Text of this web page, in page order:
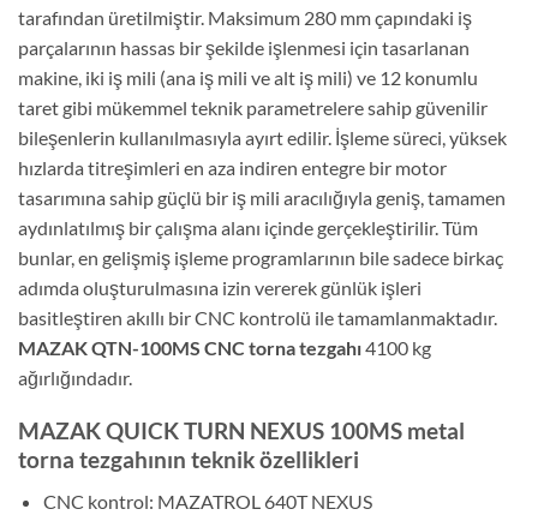
tarafından üretilmiştir. Maksimum 280 mm çapındaki iş
parçalarının hassas bir şekilde işlenmesi için tasarlanan
makine, iki iş mili (ana iş mili ve alt iş mili) ve 12 konumlu
taret gibi mükemmel teknik parametrelere sahip güvenilir
bileşenlerin kullanılmasıyla ayırt edilir. İşleme süreci, yüksek
hızlarda titreşimleri en aza indiren entegre bir motor
tasarımına sahip güçlü bir iş mili aracılığıyla geniş, tamamen
aydınlatılmış bir çalışma alanı içinde gerçekleştirilir. Tüm
bunlar, en gelişmiş işleme programlarının bile sadece birkaç
adımda oluşturulmasına izin vererek günlük işleri
basitleştiren akıllı bir CNC kontrolü ile tamamlanmaktadır.
MAZAK QTN-100MS CNC torna tezgahı4100 kg
ağırlığındadır.
MAZAK QUICK TURN NEXUS 100MS metal
torna tezgahının teknik özellikleri
CNC kontrol: MAZATROL 640T NEXUS